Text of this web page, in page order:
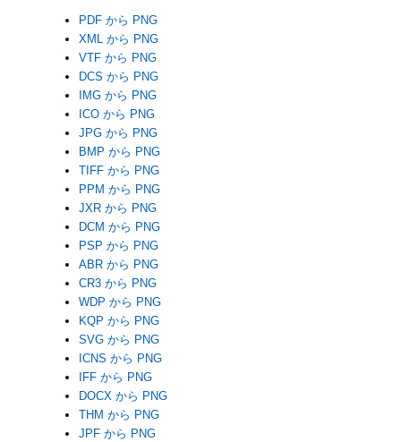
PDF から PNG
XML から PNG
VTF から PNG
DCS から PNG
IMG から PNG
ICO から PNG
JPG から PNG
BMP から PNG
TIFF から PNG
PPM から PNG
JXR から PNG
DCM から PNG
PSP から PNG
ABR から PNG
CR3 から PNG
WDP から PNG
KQP から PNG
SVG から PNG
ICNS から PNG
IFF から PNG
DOCX から PNG
THM から PNG
JPF から PNG